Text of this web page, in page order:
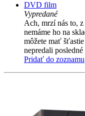
DVD film
Vypredané
Ach, mrzí nás to,
nemáme ho na
môžete mať
nepredali posledné
Pridať do zoznamu